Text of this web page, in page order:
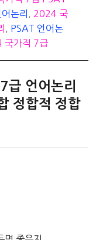
논리
2024 국
PSAT 언어논
국가직 7급
급 언어논리
정합적 정합